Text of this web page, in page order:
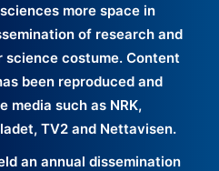
more space in
of research and
science costume. Content
been reproduced and
media such as NRK,
TV2 and Nettavisen.
an annual dissemination